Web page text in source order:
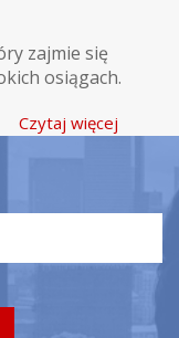
zajmie się
osiągach.
Czytaj więcej